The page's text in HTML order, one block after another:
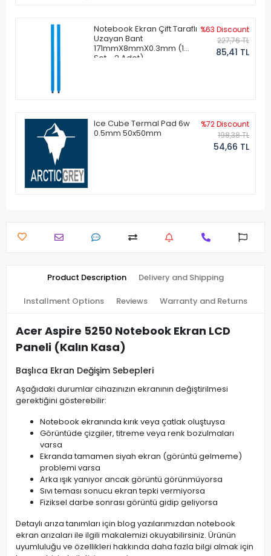
Notebook Ekran Çift Taraflı
Uzayan Bant
171mmX8mmX0.3mm (1
Set - 2 Adet)
%63 Discount
227,76 TL
85,41 TL
Ice Cube Termal Pad 6w
0.5mm 50x50mm
%72 Discount
198,38 TL
54,66 TL
Product Description Delivery and Shipping
Installment Options Reviews Warranty and Returns
Acer Aspire 5250 Notebook Ekran LCD
Paneli (Kalın Kasa)
Başlıca Ekran Değişim Sebepleri
Aşağıdaki durumlar cihazınızın ekranının değiştirilmesi
gerektiğini gösterebilir:
Notebook ekranında kırık veya çatlak oluştuysa
Görüntüde çizgiler, titreme veya renk bozulmaları
varsa
Ekranda tamamen siyah ekran (görüntü gelmeme)
problemi varsa
Arka ışık yanıyor ancak görüntü görünmüyorsa
Sıvı teması sonucu ekran tepki vermiyorsa
Fiziksel darbe sonrası görüntü gidip geliyorsa
Detaylı arıza tanımları için blog yazılarımızdan notebook
ekran arızaları ile ilgili makalemizi okuyabilirsiniz. Ürünün
uyumluluğu ve özellikleri hakkında daha fazla bilgi almak için